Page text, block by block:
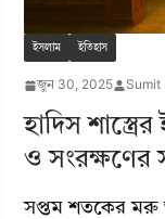
ইসলাম ইতিহাস
জুন 30, 2025 Sumit
হাদিস
ও সংরক্ষণের
সপ্তম শতকের মরু